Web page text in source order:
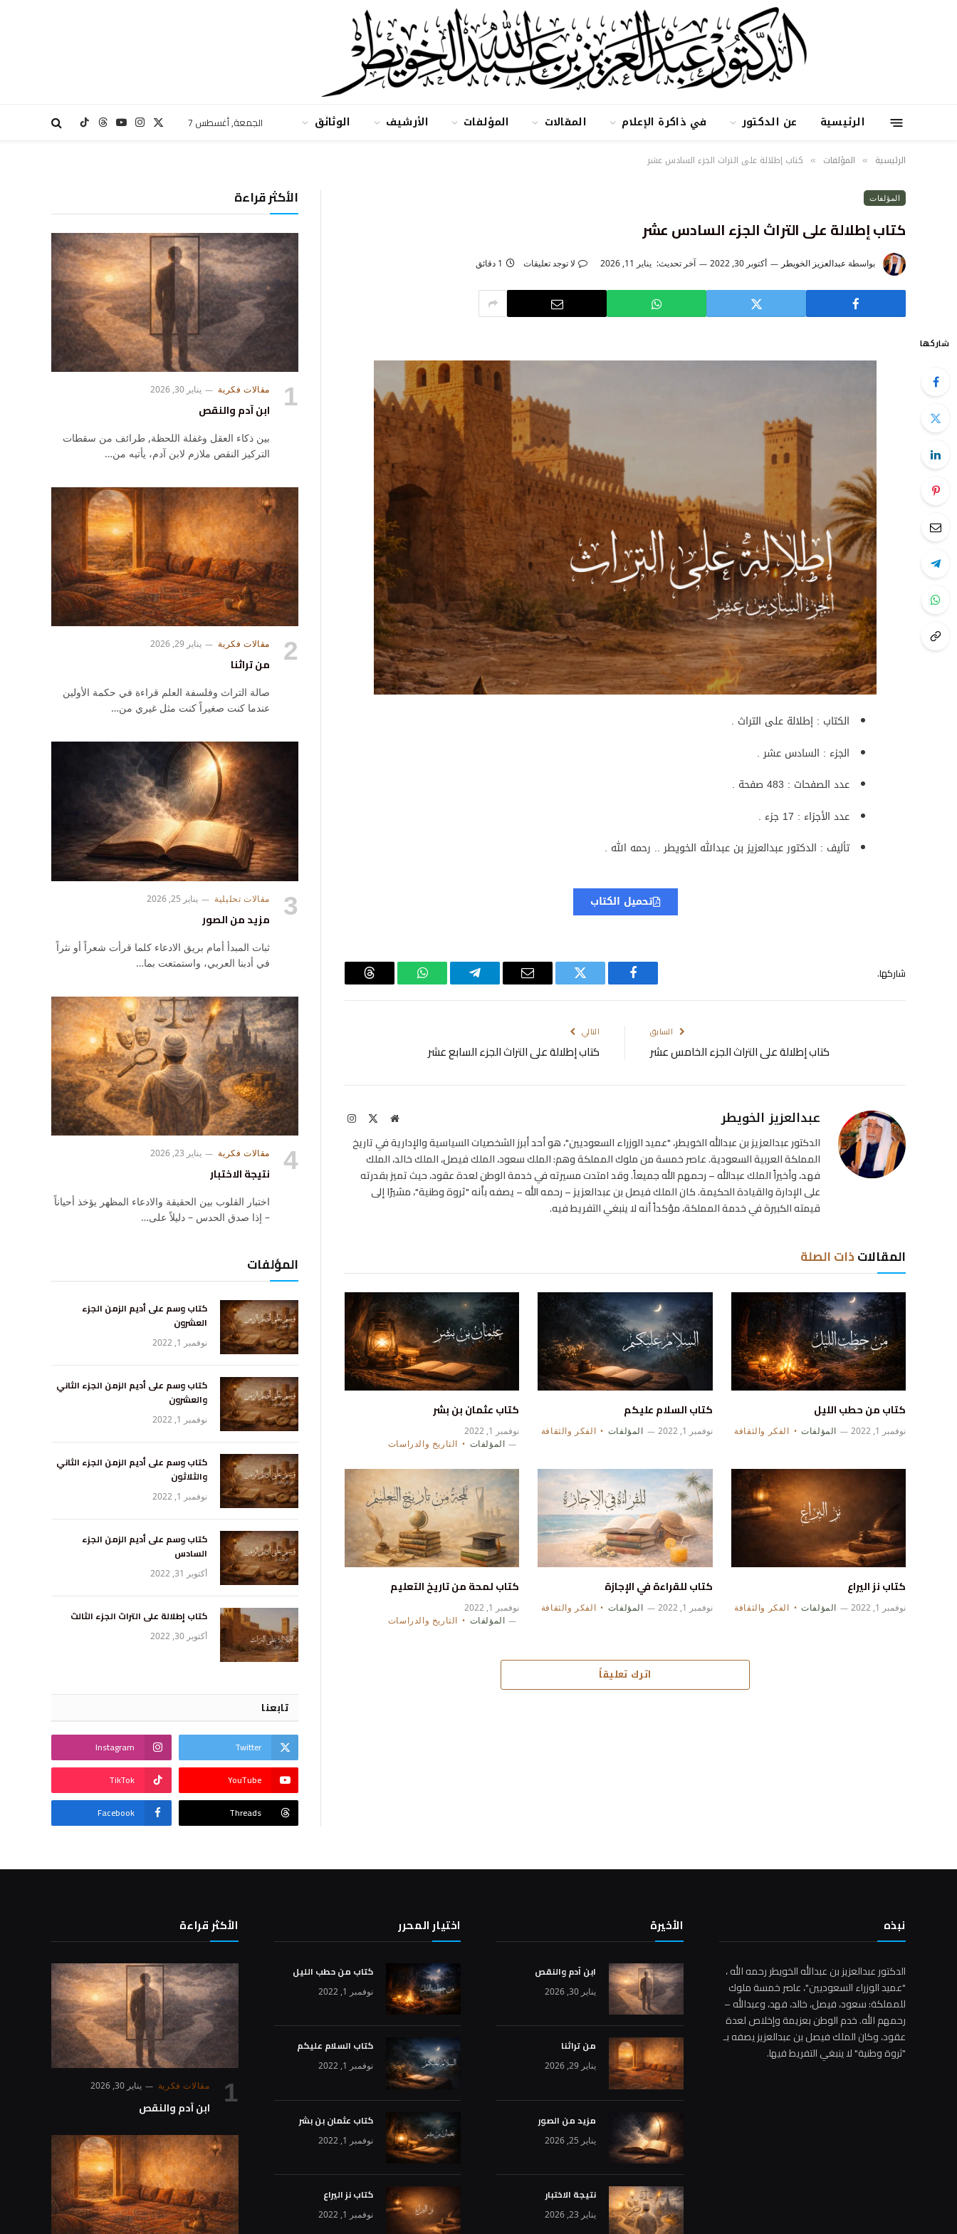
الرئيسية عن الدكتور في ذاكرة الإعلام المقالات المؤلفات الأرشيف الوثائق الجمعة, أغسطس 7
X
الانستغرام
يوتيوبThreadsتيكتوك
الرئيسية » المؤلفات » كتاب إطلالة على التراث الجزء السادس عشر
المؤلفات
كتاب إطلالة على التراث الجزء السادس عشر
بواسطة عبدالعزيز الخويطر أكتوبر 30, 2022 آخر تحديث: يناير 11, 2026 لا توجد تعليقات 1 دقائق
شاركها
الكتاب : إطلالة على التراث .
الجزء : السادس عشر .
عدد الصفحات : 483 صفحة .
عدد الأجزاء : 17 جزء .
تأليف : الدكتور عبدالعزيز بن عبدالله الخويطر .. رحمه الله .
تحميل الكتاب
شاركها.
فيسبوك تويتر
البريد
تيلقرام واتساب Threads
السابق
كتاب إطلالة على التراث الجزء الخامس عشر
التالي
كتاب إطلالة على التراث الجزء السابع عشر
عبدالعزيز الخويطر
موقع
الانستغرام
الدكتور عبدالعزيز بن عبدالله الخويطر، "عميد الوزراء السعوديين"، هو أحد أبرز الشخصيات السياسية والإدارية في تاريخ
المملكة العربية السعودية. عاصر خمسة من ملوك المملكة وهم: الملك سعود، الملك فيصل، الملك خالد، الملك
فهد، وأخيراً الملك عبدالله – رحمهم الله جميعاً. وقد امتدت مسيرته في خدمة الوطن لعدة عقود، حيث تميز بقدرته
على الإدارة والقيادة الحكيمة. كان الملك فيصل بن عبدالعزيز – رحمه الله – يصفه بأنه "ثروة وطنية"، مشيرًا إلى
قيمته الكبيرة في خدمة المملكة، مؤكداً أنه لا ينبغي التفريط فيه.
المقالاتذات الصلة
كتاب من حطب الليل
نوفمبر 1, 2022 المؤلفات الفكر والثقافة
كتاب السلام عليكم
نوفمبر 1, 2022 المؤلفات الفكر والثقافة
كتاب عثمان بن بشر
نوفمبر 1, 2022
المؤلفات
التاريخ والدراسات
كتاب نز اليراع
نوفمبر 1, 2022 المؤلفات الفكر والثقافة
كتاب للقراءة في الإجازة
نوفمبر 1, 2022 المؤلفات الفكر والثقافة
كتاب لمحة من تاريخ التعليم
نوفمبر 1, 2022
المؤلفات
التاريخ والدراسات
اترك تعليقاً
الأكثر قراءة
مقالات فكرية يناير 30, 2026
ابن آدم والنقص
بين ذكاء العقل وغفلة اللحظة, طرائف من سقطات
التركيز النقص ملازم لابن آدم، يأتيه من…
مقالات فكرية يناير 29, 2026
من تراثنا
صالة التراث وفلسفة العلم قراءة في حكمة الأولين
عندما كنت صغيراً كنت مثل غيري من…
مقالات تحليلية يناير 25, 2026
مزيد من الصور
ثبات المبدأ أمام بريق الادعاء كلما قرأت شعراً أو نثراً
في أدبنا العربي، واستمتعت بما…
مقالات فكرية يناير 23, 2026
نتيجة الاختبار
اختبار القلوب بين الحقيقة والادعاء المظهر يؤخذ أحياناً
– إذا صدق الحدس – دليلاً على…
المؤلفات
كتاب وسم على أديم الزمن الجزء
العشرون
نوفمبر 1, 2022
كتاب وسم على أديم الزمن الجزء الثاني
والعشرون
نوفمبر 1, 2022
كتاب وسم على أديم الزمن الجزء الثاني
والثلاثون
نوفمبر 1, 2022
كتاب وسم على أديم الزمن الجزء
السادس
أكتوبر 31, 2022
كتاب إطلالة على التراث الجزء الثالث
أكتوبر 30, 2022
تابعنا
Twitter
Instagram
YouTube
TikTok
Threads
Facebook
نبذه
الدكتور عبدالعزيز بن عبدالله الخويطر رحمه الله ،
"عميد الوزراء السعوديين"، عاصر خمسة ملوك
للمملكة: سعود، فيصل، خالد، فهد، وعبدالله –
رحمهم الله. خدم الوطن بعزيمة وإخلاص لعدة
عقود، وكان الملك فيصل بن عبدالعزيز يصفه بـ
"ثروة وطنية" لا ينبغي التفريط فيها.
الأخيرة
ابن آدم والنقص
يناير 30, 2026
من تراثنا
يناير 29, 2026
مزيد من الصور
يناير 25, 2026
نتيجة الاختبار
يناير 23, 2026
اختيار المحرر
كتاب من حطب الليل
نوفمبر 1, 2022
كتاب السلام عليكم
نوفمبر 1, 2022
كتاب عثمان بن بشر
نوفمبر 1, 2022
كتاب نز اليراع
نوفمبر 1, 2022
الأكثر قراءة
مقالات فكرية يناير 30, 2026
ابن آدم والنقص